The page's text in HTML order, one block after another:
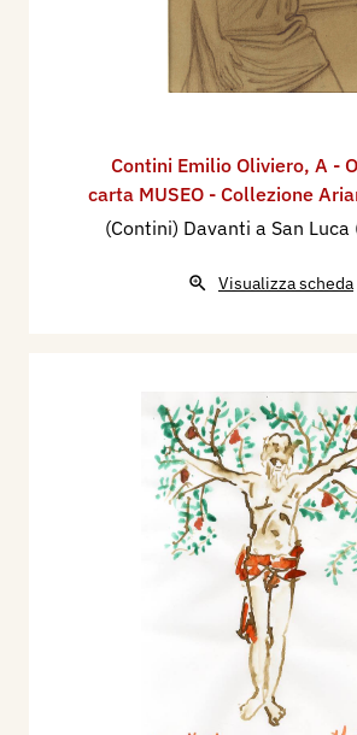
Contini Emilio Oliviero, A -
carta MUSEO - Collezione
(Contini) Davanti a San Luca
Visualizza scheda